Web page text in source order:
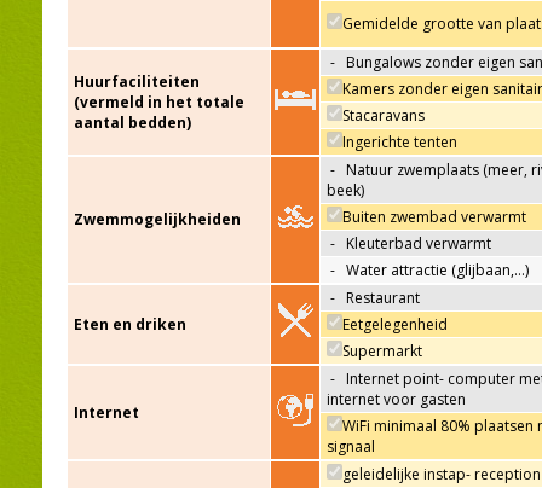
Gemidelde grootte van
Huurfaciliteiten
(vermeld in het totale
aantal bedden)
- Bungalows zonder eigen
Kamers zonder eigen sanitair
Stacaravans
Ingerichte tenten
Zwemmogelijkheiden
- Natuur zwemplaats (meer,
beek)
Buiten zwembad verwarmt
- Kleuterbad verwarmt
- Water attractie (glijbaan,…)
Eten en driken
- Restaurant
Eetgelegenheid
Supermarkt
Internet
- Internet point- computer
internet voor gasten
WiFi minimaal 80% plaatsen
signaal
geleidelijke instap- reception